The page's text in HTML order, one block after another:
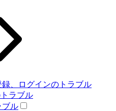
、ログインのトラブル
ラブル
ブル